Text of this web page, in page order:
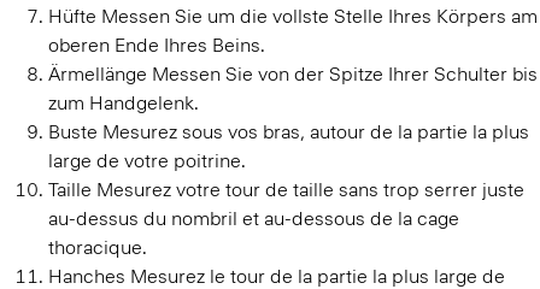
Hüfte Messen Sie um die vollste Stelle Ihres Körpers am
oberen Ende Ihres Beins.
Ärmellänge Messen Sie von der Spitze Ihrer Schulter bis
zum Handgelenk.
Buste Mesurez sous vos bras, autour de la partie la plus
large de votre poitrine.
Taille Mesurez votre tour de taille sans trop serrer juste
au-dessus du nombril et au-dessous de la cage
thoracique.
Hanches Mesurez le tour de la partie la plus large de